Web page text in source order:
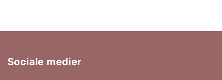
Sociale medier